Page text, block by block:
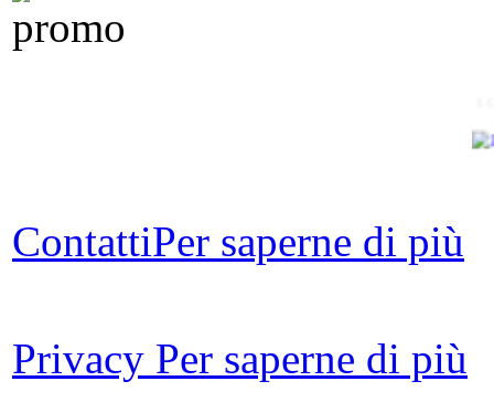
ContattiPer saperne di più
Privacy Per saperne di più